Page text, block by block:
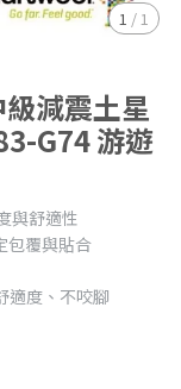
1 /1
減震土星
G74 游遊
與舒適性
包覆與貼合
適度、不咬腳